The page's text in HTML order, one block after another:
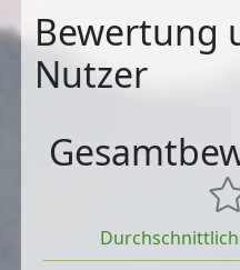
Bewertung
Nutzer